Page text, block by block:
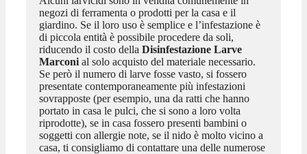
negozi di ferramenta o prodotti per la casa e il
giardino. Se il loro uso è semplice e l’infestazione è
di piccola entità è possibile procedere da soli,
riducendo il costo della Disinfestazione Larve
Marconial solo acquisto del materiale necessario.
Se però il numero di larve fosse vasto, si fossero
presentate contemporaneamente più infestazioni
sovrapposte (per esempio, una da ratti che hanno
portato in casa le pulci, che si sono a loro volta
riprodotte), se in casa fossero presenti bambini o
soggetti con allergie note, se il nido è molto vicino a
casa, ti consigliamo di contattare una delle numerose